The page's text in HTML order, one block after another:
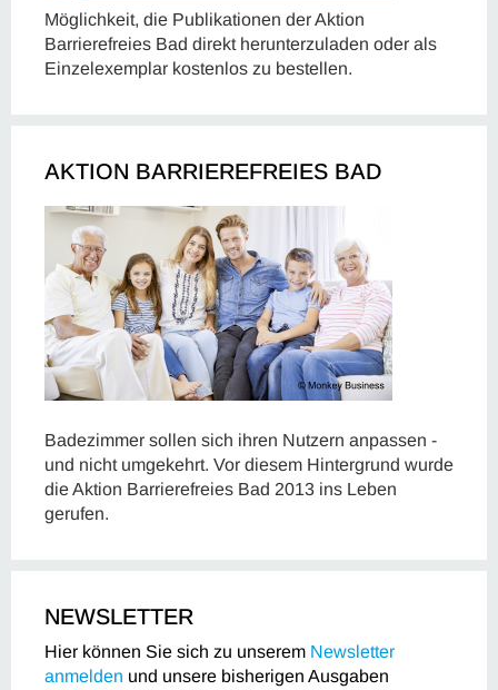
Möglichkeit, die Publikationen der Aktion
Barrierefreies Bad direkt herunterzuladen oder als
Einzelexemplar kostenlos zu bestellen.
AKTION BARRIEREFREIES BAD
Badezimmer sollen sich ihren Nutzern anpassen -
und nicht umgekehrt. Vor diesem Hintergrund wurde
die Aktion Barrierefreies Bad 2013 ins Leben
gerufen.
NEWSLETTER
Hier können Sie sich zu unserem Newsletter
anmelden und unsere bisherigen Ausgaben